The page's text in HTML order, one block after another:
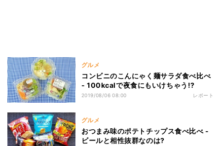
グルメ
コンビニのこんにゃく麺サラダ食べ比べ
- 100kcalで夜食にもいけちゃう!?
2019/08/06 08:00 レポート
グルメ
おつまみ味のポテトチップス食べ比べ -
ビールと相性抜群なのは?